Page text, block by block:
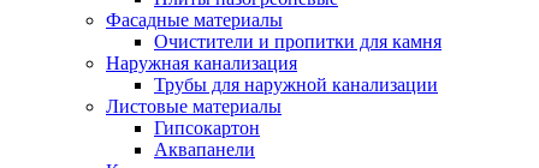
Фасадные материалы
Очистители и пропитки для камня
Наружная канализация
Трубы для наружной канализации
Листовые материалы
Гипсокартон
Аквапанели